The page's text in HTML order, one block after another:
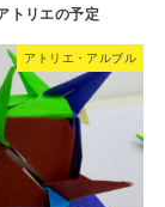
トリエの予定
アトリエ・アルブル